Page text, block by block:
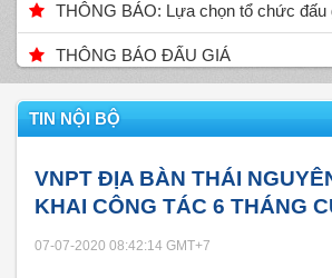
THÔNG BÁO: Lựa chọn tổ chức đấu
THÔNG BÁO ĐẤU GIÁ
TIN NỘI BỘ
VNPT ĐỊA BÀN THÁI
KHAI CÔNG TÁC 6 THÁNG
07-07-2020 08:42:14 GMT+7